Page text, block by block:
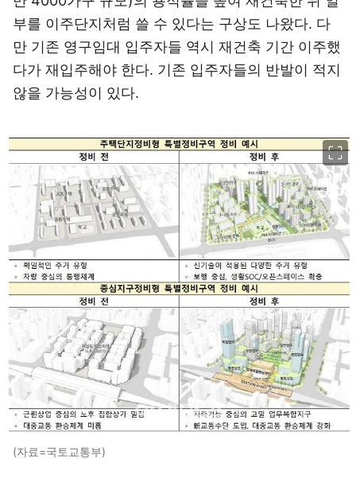
부를 이주단지처럼 쓸 수 있다는 구상도 나왔다. 다
만 기존 영구임대 입주자들 역시 재건축 기간 이주했
다가 재입주해야 한다. 기존 입주자들의 반발이 적지
않을 가능성이 있다.
(자료=국토교통부)